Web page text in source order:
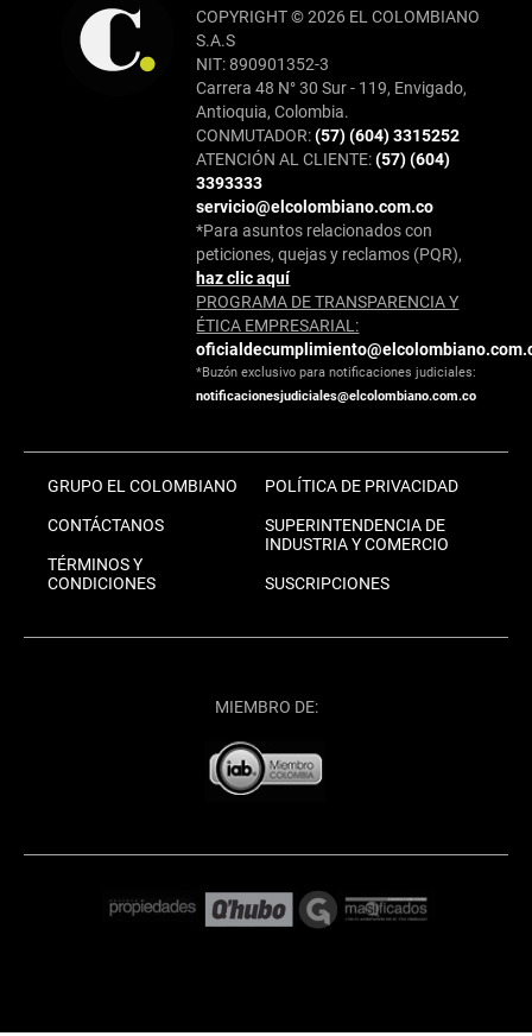
COPYRIGHT © 2026 EL COLOMBIANO
S.A.S
NIT: 890901352-3
Carrera 48 N° 30 Sur - 119, Envigado,
Antioquia, Colombia.
CONMUTADOR:(57) (604) 3315252
ATENCIÓN AL CLIENTE:(57) (604)
3393333
servicio@elcolombiano.com.co
*Para asuntos relacionados con
peticiones, quejas y reclamos (PQR),
haz clic aquí
PROGRAMA DE TRANSPARENCIA Y
ÉTICA EMPRESARIAL:
*Buzón exclusivo para notificaciones judiciales:
notificacionesjudiciales@elcolombiano.com.co
GRUPO EL COLOMBIANO
CONTÁCTANOS
TÉRMINOS Y
CONDICIONES
POLÍTICA DE PRIVACIDAD
SUPERINTENDENCIA DE
INDUSTRIA Y COMERCIO
SUSCRIPCIONES
MIEMBRO DE: